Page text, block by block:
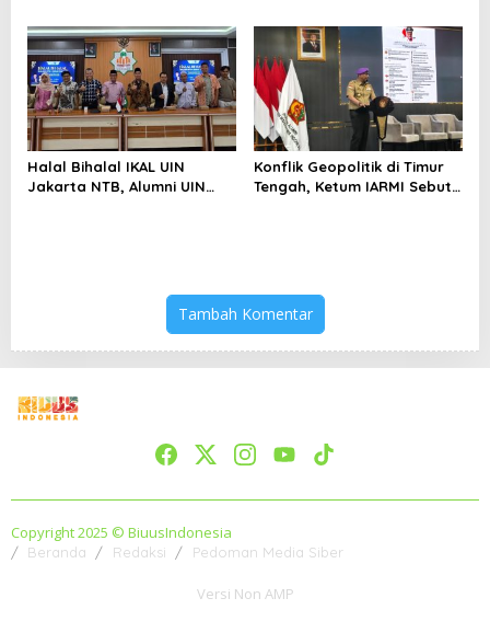
Bertahan di Tengah
Keterbatasan
Halal Bihalal IKAL UIN
Jakarta NTB, Alumni UIN
Konflik Geopolitik di Timur
Tengah, Ketum IARMI Sebut
Tambah Komentar
Copyright 2025 © BiuusIndonesia
Beranda Redaksi Pedoman Media Siber
Versi Non AMP